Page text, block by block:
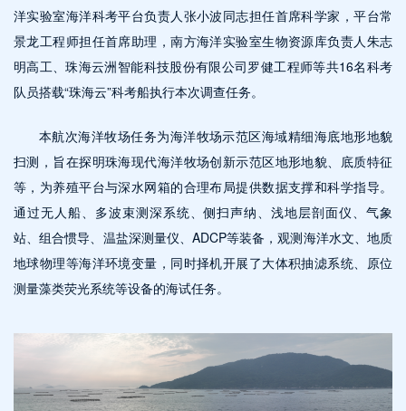
洋实验室海洋科考平台负责人张小波同志担任首席科学家，平台常
景龙工程师担任首席助理，南方海洋实验室生物资源库负责人朱志
明高工、珠海云洲智能科技股份有限公司罗健工程师等共16名科考
队员搭载“珠海云”科考船执行本次调查任务。
本航次海洋牧场任务为海洋牧场示范区海域精细海底地形地貌
扫测，旨在探明珠海现代海洋牧场创新示范区地形地貌、底质特征
等，为养殖平台与深水网箱的合理布局提供数据支撑和科学指导。
通过无人船、多波束测深系统、侧扫声纳、浅地层剖面仪、气象
站、组合惯导、温盐深测量仪、ADCP等装备，观测海洋水文、地质
地球物理等海洋环境变量，同时择机开展了大体积抽滤系统、原位
测量藻类荧光系统等设备的海试任务。